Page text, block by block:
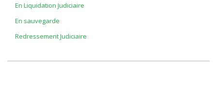
En Liquidation Judiciaire
En sauvegarde
Redressement Judiciaire